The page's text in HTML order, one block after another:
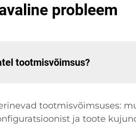
probleem
tootmisvõimsus?
tootmisvõimsuses:
ja toote